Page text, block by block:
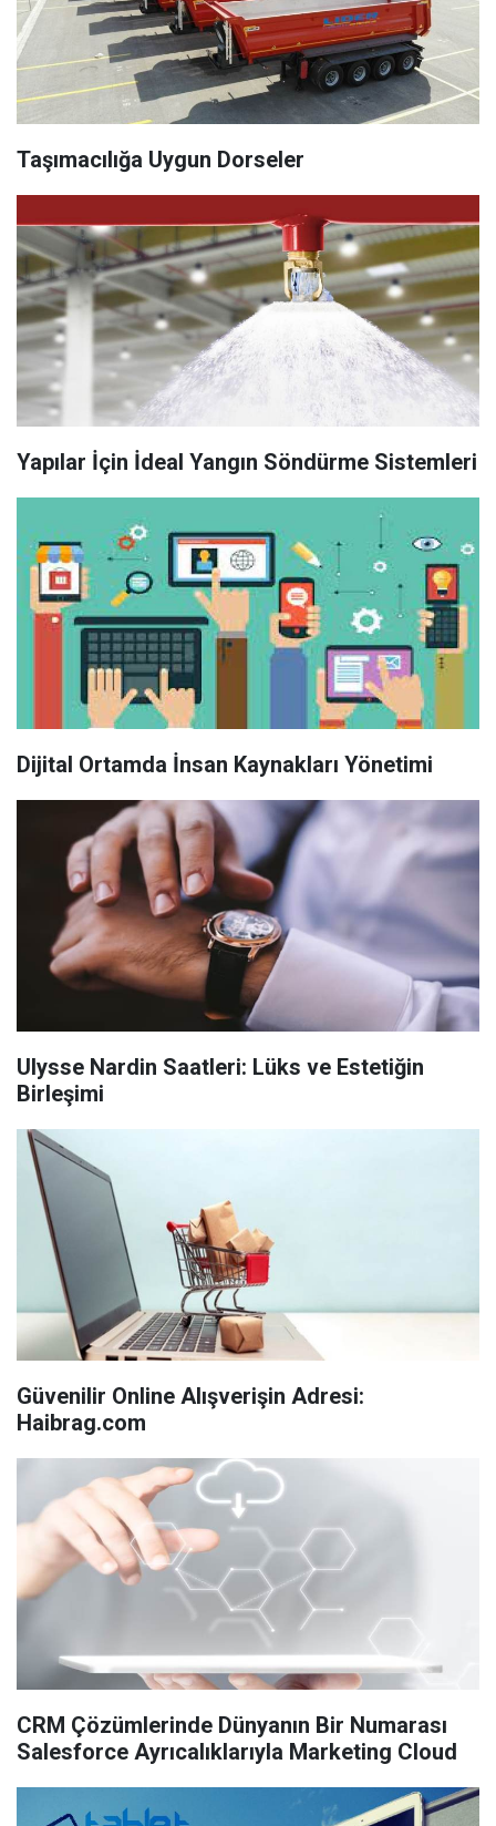
Taşımacılığa Uygun Dorseler
Yapılar İçin İdeal Yangın Söndürme Sistemleri
Dijital Ortamda İnsan Kaynakları Yönetimi
Ulysse Nardin Saatleri: Lüks ve Estetiğin
Birleşimi
Güvenilir Online Alışverişin Adresi:
Haibrag.com
CRM Çözümlerinde Dünyanın Bir Numarası
Salesforce Ayrıcalıklarıyla Marketing Cloud